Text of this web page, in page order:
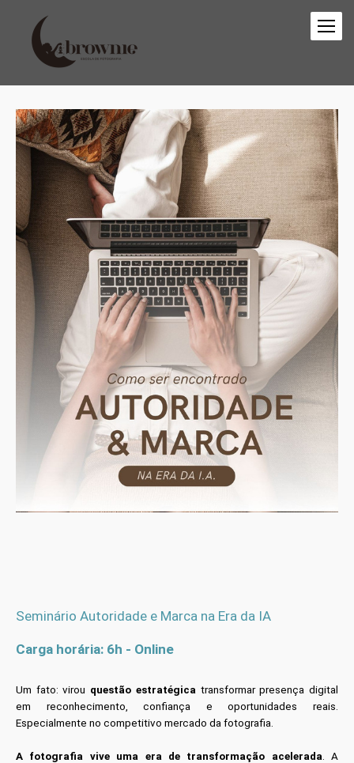
Seminário Autoridade e Marca na Era da IA
Carga horária: 6h - Online
Um fato: virou questão estratégicatransformar presença digital
em reconhecimento, confiança e oportunidades reais.
Especialmente no competitivo mercado da fotografia.
A fotografia vive uma era de transformação acelerada. A